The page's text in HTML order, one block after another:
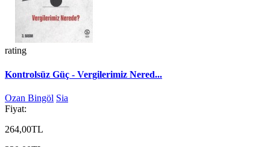
rating
Kontrolsüz Güç - Vergilerimiz Nered...
Ozan Bingöl Sia
Fiyat:
264,00TL